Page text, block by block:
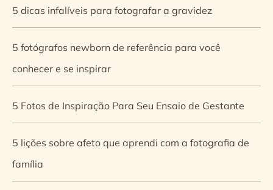
5 dicas infalíveis para fotografar a gravidez
5 fotógrafos newborn de referência para você
conhecer e se inspirar
5 Fotos de Inspiração Para Seu Ensaio de Gestante
5 lições sobre afeto que aprendi com a fotografia de
família